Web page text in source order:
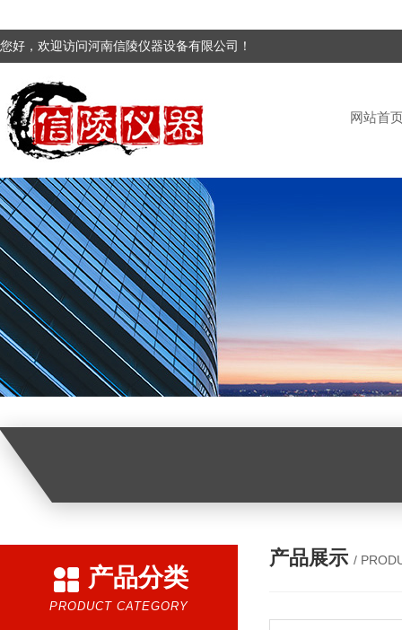
您好，欢迎访问河南信陵仪器设备有限公司！
网站首
产品分类
PRODUCT CATEGORY
产品展示 /